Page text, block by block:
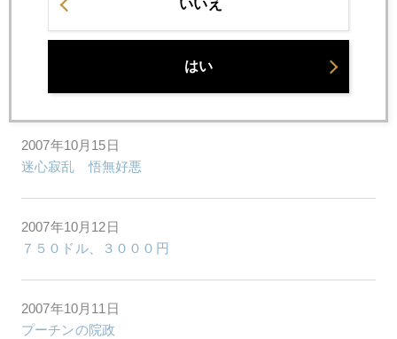
750ドル台の攻防
2007年10月15日
迷心寂乱 悟無好悪
2007年10月12日
７５０ドル、３０００円
2007年10月11日
プーチンの院政
いいえ
はい